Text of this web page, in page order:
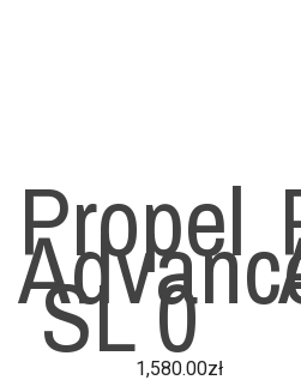
Propel
SL 0
1,580.00zł